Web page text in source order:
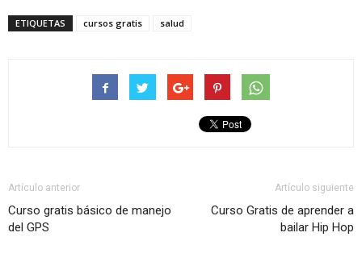
ETIQUETAS cursos gratis salud
Artículo anterior
Curso gratis básico de manejo
del GPS
Artículo siguiente
Curso Gratis de aprender a
bailar Hip Hop